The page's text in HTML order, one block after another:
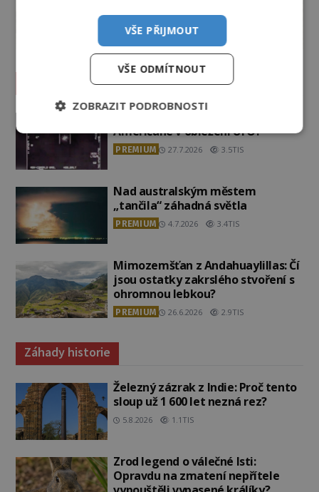
Vesmír a technologie
Američané v obležení UFO?
PREMIUM 27.7.2026 3.5TIS
Nad australským městem
„tančila“ záhadná světla
PREMIUM 4.7.2026 3.4TIS
Mimozemšťan z Andahuaylillas: Čí
jsou ostatky zakrslého stvoření s
ohromnou lebkou?
PREMIUM 26.6.2026 2.9TIS
Záhady historie
Železný zázrak z Indie: Proč tento
sloup už 1 600 let nezná rez?
5.8.2026 1.1TIS
Zrod legend o válečné lsti:
Opravdu na zmatení nepřítele
VŠE PŘIJMOUT
VŠE ODMÍTNOUT
ZOBRAZIT PODROBNOSTI